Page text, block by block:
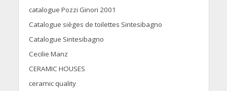
catalogue Pozzi Ginori 2001
Catalogue sièges de toilettes Sintesibagno
Catalogue Sintesibagno
Cecilie Manz
CERAMIC HOUSES
ceramic quality